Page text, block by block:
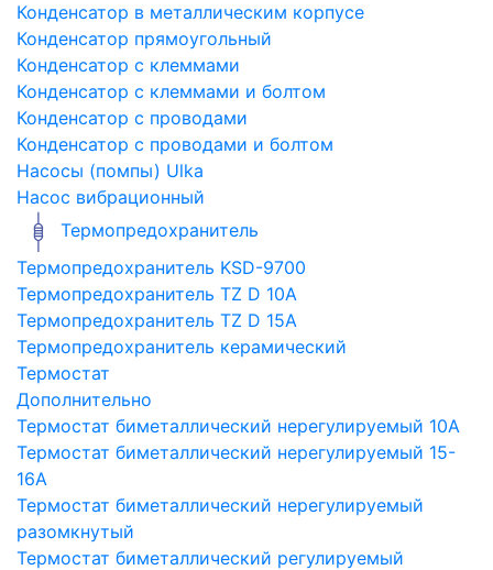
Конденсатор в металлическим корпусе
Конденсатор прямоугольный
Конденсатор с клеммами
Конденсатор с клеммами и болтом
Конденсатор с проводами
Конденсатор с проводами и болтом
Насосы (помпы) Ulka
Насос вибрационный
Термопредохранитель
Термопредохранитель KSD-9700
Термопредохранитель TZ D 10A
Термопредохранитель TZ D 15A
Термопредохранитель керамический
Термостат
Дополнительно
Термостат биметаллический нерегулируемый 10A
Термостат биметаллический нерегулируемый 15-
16A
Термостат биметаллический нерегулируемый
разомкнутый
Термостат биметаллический регулируемый